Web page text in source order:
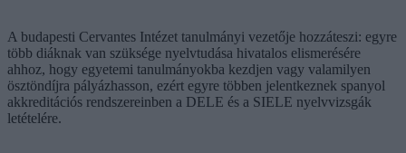
A budapesti Cervantes Intézet tanulmányi vezetője hozzáteszi: egyre
több diáknak van szüksége nyelvtudása hivatalos elismerésére
ahhoz, hogy egyetemi tanulmányokba kezdjen vagy valamilyen
ösztöndíjra pályázhasson, ezért egyre többen jelentkeznek spanyol
akkreditációs rendszereinben a DELE és a SIELE nyelvvizsgák
letételére.